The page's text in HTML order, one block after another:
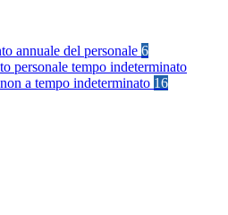
annuale del personale 6
personale tempo indeterminato
a tempo indeterminato 16